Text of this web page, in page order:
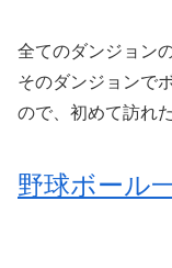
全てのダンジョン
そのダンジョンで
ので、初めて訪れ
野球ボール